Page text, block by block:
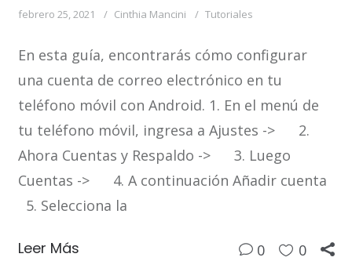
febrero 25, 2021 Cinthia Mancini Tutoriales
En esta guía, encontrarás cómo configurar
una cuenta de correo electrónico en tu
teléfono móvil con Android. 1. En el menú de
tu teléfono móvil, ingresa a Ajustes -> 2.
Ahora Cuentas y Respaldo -> 3. Luego
Cuentas -> 4. A continuación Añadir cuenta
5. Selecciona la
Leer Más 0 0